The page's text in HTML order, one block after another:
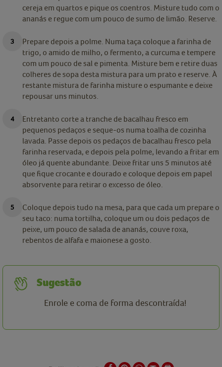
cereja em quartos e pique os coentros. Misture tudo com o
ananás e regue com um pouco de sumo de limão. Reserve.
Prepare depois a polme. Numa taça coloque a farinha de
trigo, o amido de milho, o fermento, a curcuma e tempere
com um pouco de sal e pimenta. Misture bem e retire duas
colheres de sopa desta mistura para um prato e reserve. À
restante mistura de farinha misture o espumante e deixe
repousar uns minutos.
Entretanto corte a tranche de bacalhau fresco em
pequenos pedaços e seque-os numa toalha de cozinha
lavada. Passe depois os pedaços de bacalhau fresco pela
farinha reservada, e depois pela polme, levando a fritar em
óleo já quente abundante. Deixe fritar uns 5 minutos até
que fique crocante e dourado e coloque depois em papel
absorvente para retirar o excesso de óleo.
Coloque depois tudo na mesa, para que cada um prepare o
seu taco: numa tortilha, coloque um ou dois pedaços de
peixe, um pouco de salada de ananás, couve roxa,
rebentos de alfafa e maionese a gosto.
Sugestão
Enrole e coma de forma descontraída!